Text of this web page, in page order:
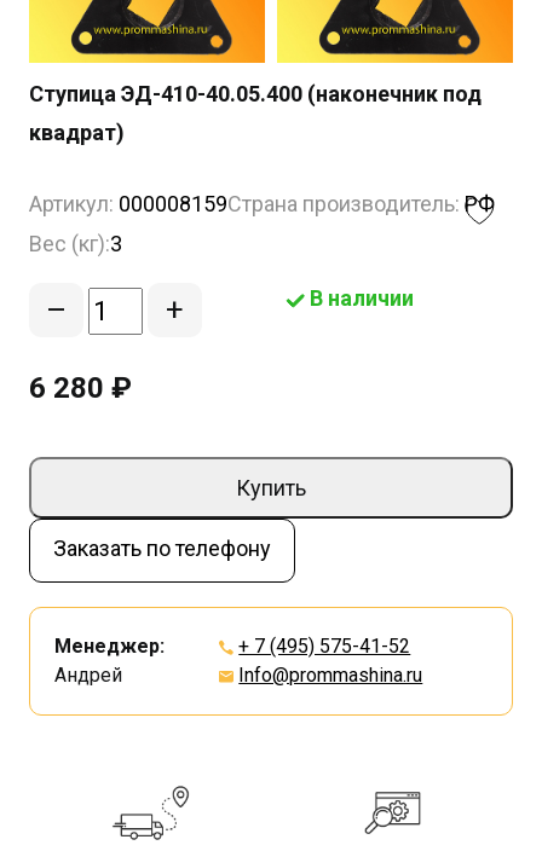
Ступица ЭД-410-40.05.400 (наконечник под
квадрат)
Артикул: 000008159Страна производитель: РФ
Вес (кг):3
– + В наличии
6 280 ₽
Купить
Заказать по телефону
Менеджер:
Андрей
+ 7 (495) 575-41-52
Info@prommashina.ru